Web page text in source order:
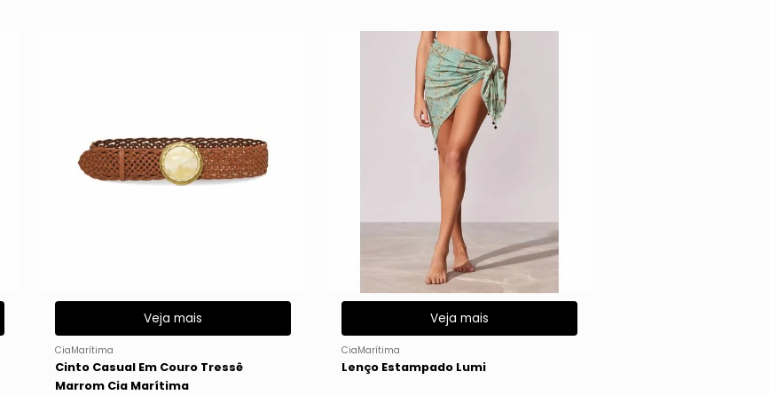
Veja mais
CiaMarítima
Cinto Casual Em Couro Tressê
Marrom Cia Marítima
Veja mais
CiaMarítima
Lenço Estampado Lumi